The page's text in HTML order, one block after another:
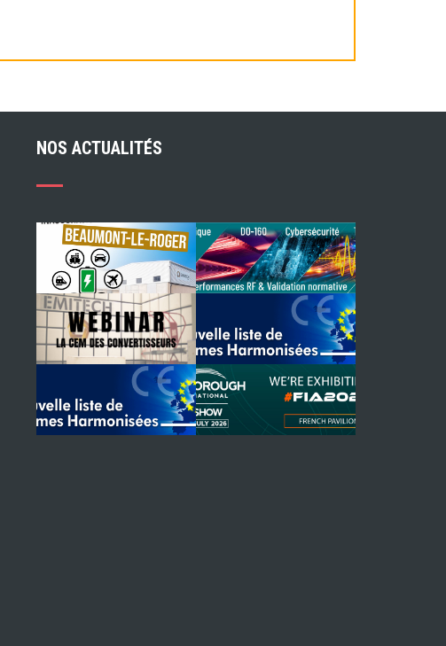
NOS ACTUALITÉS